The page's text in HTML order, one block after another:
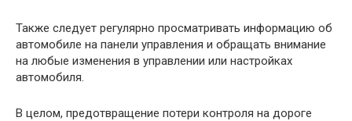
Также следует регулярно просматривать информацию об
автомобиле на панели управления и обращать внимание
на любые изменения в управлении или настройках
автомобиля.
В целом, предотвращение потери контроля на дороге